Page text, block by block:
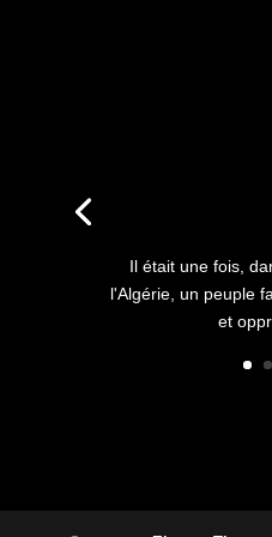
Il était une fois,
l'Algérie, un peuple
et